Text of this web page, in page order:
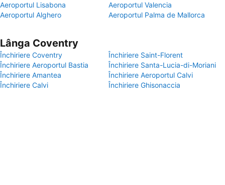
Aeroportul Lisabona
Aeroportul Valencia
Aeroportul Alghero
Aeroportul Palma de Mallorca
Lânga Coventry
Închiriere Coventry
Închiriere Saint-Florent
Închiriere Aeroportul Bastia
Închiriere Santa-Lucia-di-Moriani
Închiriere Amantea
Închiriere Aeroportul Calvi
Închiriere Calvi
Închiriere Ghisonaccia